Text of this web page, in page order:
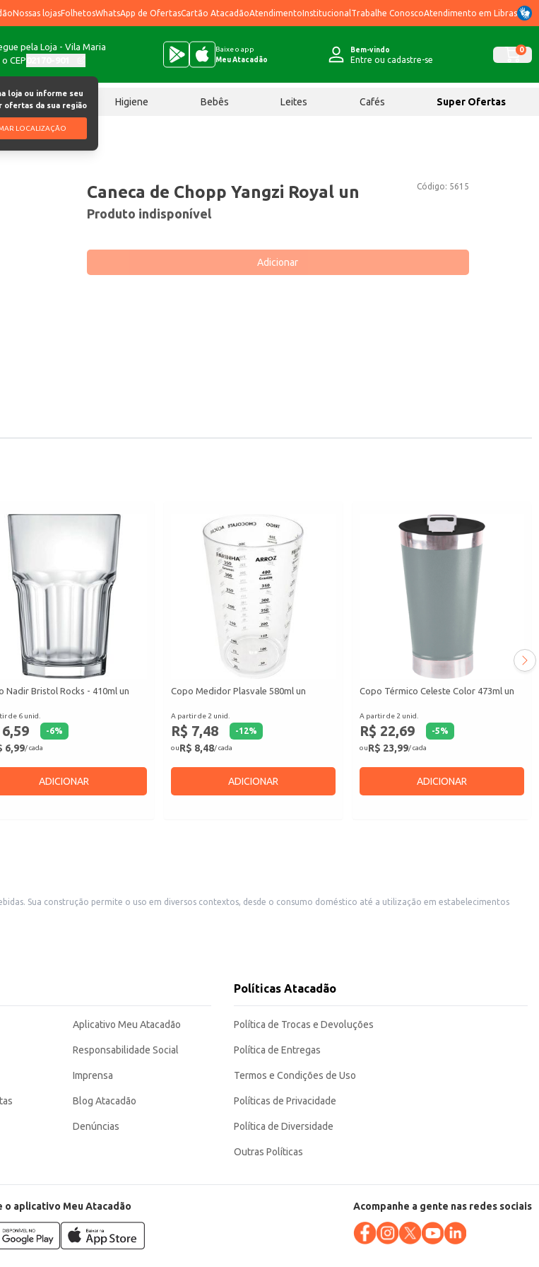
Nossas lojasFolhetosWhatsApp de OfertasCartão AtacadãoAtendimentoInstitucional Trabalhe ConoscoAtendimento em Libras
pela Loja - Vila Maria
CEP
loja ou informe seu
ofertas da sua região
LOCALIZAÇÃO
Baixe o app
Meu Atacadão
Bem-vindo
Entre ou cadastre-se
0
Chocolates Higiene Bebês Leites Cafés Super Ofertas
Royal un
Código: 5615
Caneca de Chopp Yangzi Royal un
Produto indisponível
Adicionar
Nadir Bristol Rocks - 410ml un
de 6 unid.
6,59 -6%
6,99/ cada
ADICIONAR
Copo Medidor Plasvale 580ml un
A partir de 2 unid.
R$ 7,48 -12%
ouR$ 8,48/ cada
ADICIONAR
Copo Térmico Celeste Color 473ml un
A partir de 2 unid.
R$ 22,69 -5%
ouR$ 23,99/ cada
ADICIONAR
Aplicativo Meu Atacadão
Responsabilidade Social
Imprensa
Blog Atacadão
Denúncias
Políticas Atacadão
Política de Trocas e Devoluções
Política de Entregas
Termos e Condições de Uso
Políticas de Privacidade
Política de Diversidade
Outras Políticas
o aplicativo Meu Atacadão Acompanhe a gente nas redes sociais